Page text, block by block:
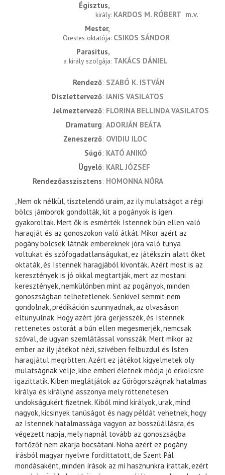
Égisztus
király KARDOS M. RÓBERT m.v.
Mester
Orestes oktatója CSIKOS SÁNDOR
Parasitus
a király szolgája TAKÁCS DÁNIEL
rendező SZABÓ K. ISTVÁN
díszlettervező IANIS VASILATOS
jelmeztervező FLORINA BELLINDA VASILATOS
dramaturg ADORJÁN BEÁTA
zeneszerző OVIDIU ILOC
súgó KATÓ ANIKÓ
ügyelő KARL JÓZSEF
rendezőasszisztens HOMONNA NÓRA
„Nem ok nélkül, tisztelendő uraim, az ily mulatságot a régi
bölcs jámborok gondolták, kit a pogányok is igen
gyakoroltak. Mert ők is esmérték Istennek bűn ellen való
haragját és az gonoszokon való átkát. Mikor azért az
pogány bölcsek látnák embereknek jóra való tunya
voltukat és szófogadatlanságukat, ez játékszín alatt őket
oktaták, és Istennek haragjából kivonták. Azért most is az
keresztények is jó okkal megtartják, mert az mostani
keresztények, nemkülönben mint az pogányok, minden
gonoszságban telhetetlenek. Senkivel semmit nem
gondolnak, prédikáción szunnyadnak, az olvasáson
eltunyulnak. Hogy azért jóra gerjesszék, és Istennek
rettenetes ostorát a bűn ellen megesmerjék, nemcsak
szóval, de ugyan szemlátással vonsszák. Mert mikor az
ember az ily játékot nézi, szívében felbuzdul és Isten
haragjátul megrötten. Azért ez játékot kigyelmetek oly
mulatságnak vélje, kibe emberi életnek módja jó erkölcsre
igazittatik. Kiben meglátjátok az Görögországnak hatalmas
királya és királyné asszonya mely röttenetesen
undokságukért fizetnek. Kiből mind királyok, urak, mind
nagyok, kicsinyek tanúságot és nagy példát vehetnek, hogy
az Istennek hatalmassága vagyon az bosszúállásra, és
végezett napja, mely napnál tovább az gonoszságba
förtőzőt nem akarja bocsátani. Noha azért ez pogány
írásból magyar nyelvre fordíttatott, de Szent Pál
mondásaként, minden írások az mi hasznunkra írattak, ezért